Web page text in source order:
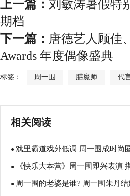
上一篇： 刘敏涛暑假特
期档
下一篇： 唐德艺人顾佳
Awards 年度偶像盛典
标签： 周一围 膳魔师 代
相关阅读
● 戏里霸道戏外低调 周一围成时尚
● 《快乐大本营》周一围即兴表演
男上身
● 周一围的老婆是谁? 周一围朱丹